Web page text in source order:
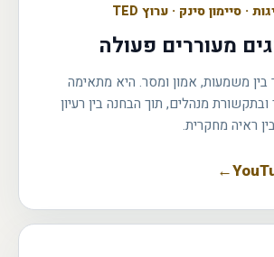
· סיימון סינק · ערוץ TED
מעוררים פעולה
משמעות, אמון ומסר. היא מתאימה
מנהלים, תוך הבחנה בין רעיון
ראיה מחקרית.
←